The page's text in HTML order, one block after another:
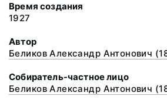
Время создания
1927
Автор
Беликов Александр Антонович
Собиратель-частное лицо
Беликов Александр Антонович